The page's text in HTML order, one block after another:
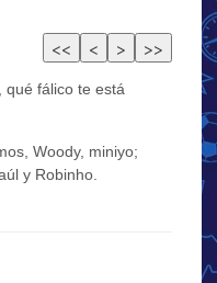
fálico te está
Woody, miniyo;
y Robinho.